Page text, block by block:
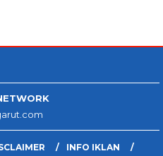
INFO IKLAN